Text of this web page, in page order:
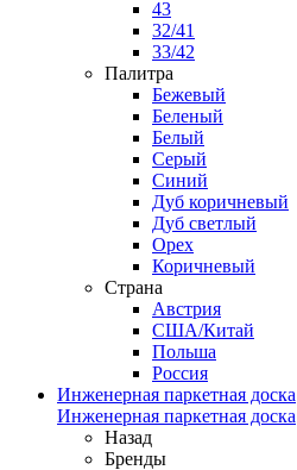
43
32/41
33/42
Палитра
Бежевый
Беленый
Белый
Серый
Синий
Дуб коричневый
Дуб светлый
Орех
Коричневый
Страна
Австрия
США/Китай
Польша
Россия
Инженерная паркетная доска
Инженерная паркетная доска
Назад
Бренды